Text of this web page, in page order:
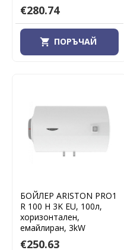
€280.74
ПОРЪЧАЙ
БОЙЛЕР ARISTON PRO1
R 100 H 3K EU, 100л,
хоризонтален,
емайлиран, 3kW
€250.63